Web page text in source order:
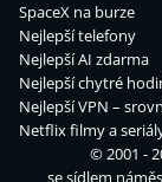
SpaceX na burze
Nejlepší telefony
Nejlepší AI zdarma
Nejlepší chytré
Nejlepší VPN –
Netflix filmy a
© 2001 -
se sídlem